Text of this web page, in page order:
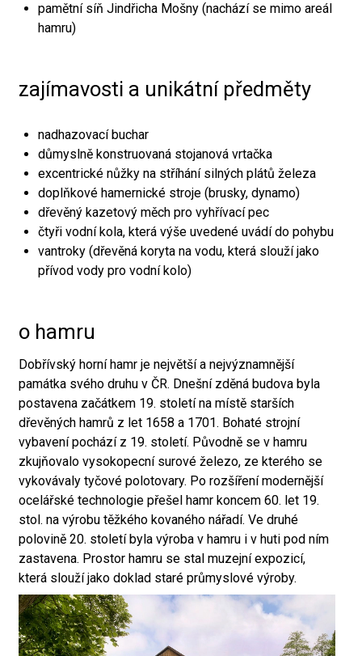
pamětní síň Jindřicha Mošny (nachází se mimo areál
hamru)
zajímavosti a unikátní předměty
nadhazovací buchar
důmyslně konstruovaná stojanová vrtačka
excentrické nůžky na stříhání silných plátů železa
doplňkové hamernické stroje (brusky, dynamo)
dřevěný kazetový měch pro vyhřívací pec
čtyři vodní kola, která výše uvedené uvádí do pohybu
vantroky (dřevěná koryta na vodu, která slouží jako
přívod vody pro vodní kolo)
o hamru
Dobřívský horní hamr je největší a nejvýznamnější
památka svého druhu v ČR. Dnešní zděná budova byla
postavena začátkem 19. století na místě starších
dřevěných hamrů z let 1658 a 1701. Bohaté strojní
vybavení pochází z 19. století. Původně se v hamru
zkujňovalo vysokopecní surové železo, ze kterého se
vykovávaly tyčové polotovary. Po rozšíření modernější
ocelářské technologie přešel hamr koncem 60. let 19.
stol. na výrobu těžkého kovaného nářadí. Ve druhé
polovině 20. století byla výroba v hamru i v huti pod ním
zastavena. Prostor hamru se stal muzejní expozicí,
která slouží jako doklad staré průmyslové výroby.